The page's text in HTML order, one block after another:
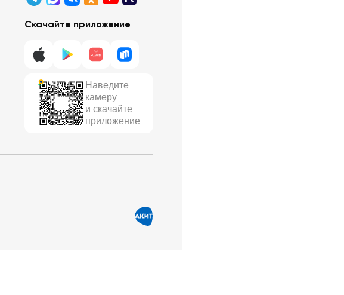
Скачайте приложение
Наведите
камеру
и скачайте
приложение